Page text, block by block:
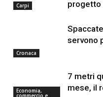
Carpi progetto
Cronaca
servono
Economia,
commercio e
7 metri
mese, il